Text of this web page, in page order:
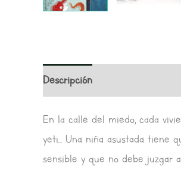
Descripción
En la calle del miedo, cada
yeti… Una niña asustada tiene
sensible y que no debe juzgar